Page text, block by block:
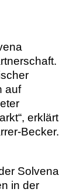
auf
erklärt
Becker.
Solvena
in der